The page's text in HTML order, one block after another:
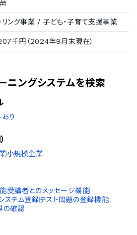
リング事業 / 子ども・子育て支援事業
千円（2024年9月末現在）
ニングシステムを検索
り
小規模企業
受講者とのメッセージ機能
ステム登録テスト問題の登録機能
の確認